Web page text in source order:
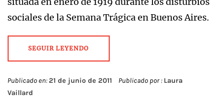
sociales de la Semana Trágica en Buenos Aires.
SEGUIR LEYENDO
Publicado en:21 de junio de 2011 Publicado por : Laura
Vaillard